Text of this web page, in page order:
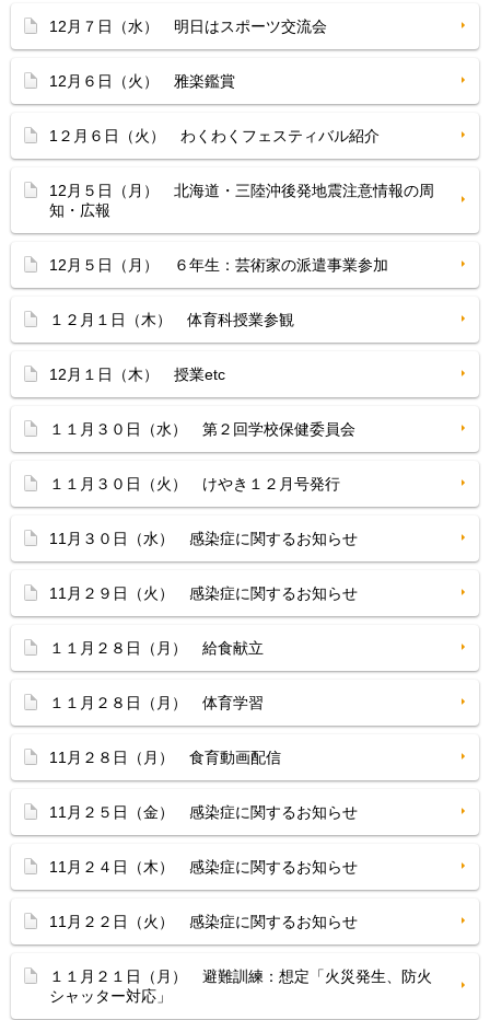
12月７日（水） 明日はスポーツ交流会
12月６日（火） 雅楽鑑賞
1２月６日（火） わくわくフェスティバル紹介
12月５日（月） 北海道・三陸沖後発地震注意情報の周
知・広報
12月５日（月） ６年生：芸術家の派遣事業参加
１２月１日（木） 体育科授業参観
12月１日（木） 授業etc
１１月３０日（水） 第２回学校保健委員会
１１月３０日（火） けやき１２月号発行
11月３０日（水） 感染症に関するお知らせ
11月２９日（火） 感染症に関するお知らせ
１１月２８日（月） 給食献立
１１月２８日（月） 体育学習
11月２８日（月） 食育動画配信
11月２５日（金） 感染症に関するお知らせ
11月２４日（木） 感染症に関するお知らせ
11月２２日（火） 感染症に関するお知らせ
１１月２１日（月） 避難訓練：想定「火災発生、防火
シャッター対応」